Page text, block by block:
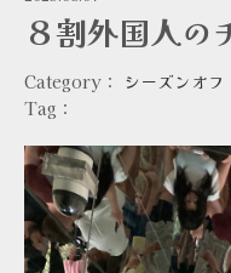
８割外国人の
Category： シーズンオフ
Tag：